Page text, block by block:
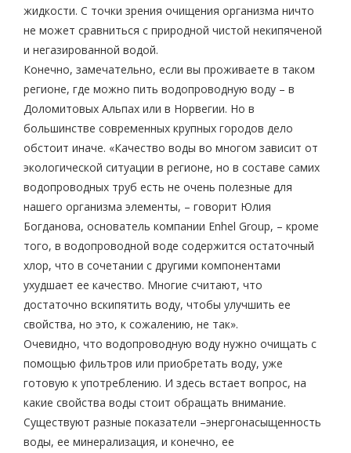
жидкости. С точки зрения очищения организма ничто
не может сравниться с природной чистой некипяченой
и негазированной водой.
Конечно, замечательно, если вы проживаете в таком
регионе, где можно пить водопроводную воду – в
Доломитовых Альпах или в Норвегии. Но в
большинстве современных крупных городов дело
обстоит иначе. «Качество воды во многом зависит от
экологической ситуации в регионе, но в составе самих
водопроводных труб есть не очень полезные для
нашего организма элементы, – говорит Юлия
Богданова, основатель компании Enhel Group, – кроме
того, в водопроводной воде содержится остаточный
хлор, что в сочетании с другими компонентами
ухудшает ее качество. Многие считают, что
достаточно вскипятить воду, чтобы улучшить ее
свойства, но это, к сожалению, не так».
Очевидно, что водопроводную воду нужно очищать с
помощью фильтров или приобретать воду, уже
готовую к употреблению. И здесь встает вопрос, на
какие свойства воды стоит обращать внимание.
Существуют разные показатели –энергонасыщенность
воды, ее минерализация, и конечно, ее